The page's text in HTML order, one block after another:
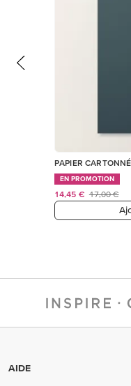
PAPIER
EN PROMOTION
14,45 € 17,00 €
AIDE